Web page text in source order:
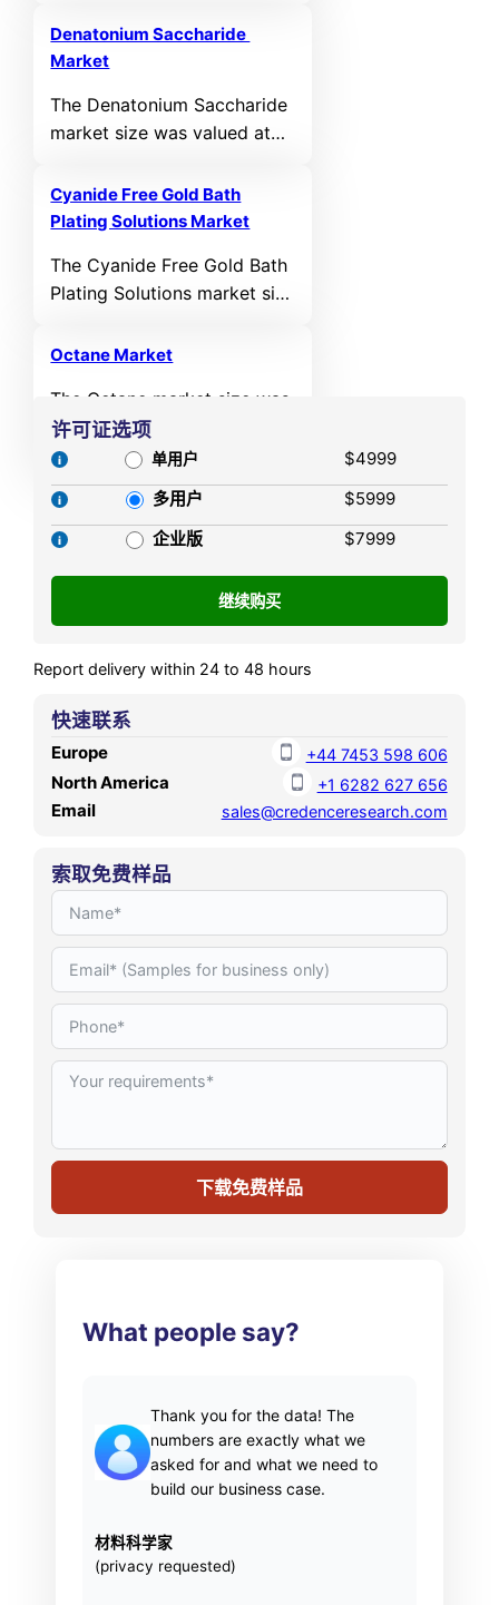
Million in 2024 and is
anticipated to reach USD
CAGR of 4.6% during the
forecast period.
Denatonium Saccharide
Market
The Denatonium Saccharide
market size was valued at
and is anticipated to reach
USD 233.6 million by 2032,
during the forecast period.
Cyanide Free Gold Bath
Plating Solutions Market
The Cyanide Free Gold Bath
Plating Solutions market size
million in 2024 and is
registering a CAGR of 8.35%
during the forecast period.
Octane Market
The Octane market size was
valued at USD 62,264
million in 2024 and is
anticipated to reach USD
92,695.36 million by 2032,
growing at a CAGR of 5.1%
许可证选项
单用户
$4999
多用户
$5999
企业版
$7999
Report delivery within 24 to 48 hours
快速联系
Europe +44 7453 598 606
North America +1 6282 627 656
Email sales@credenceresearch.com
索取免费样品
下载免费样品
What people say?
Thank you for the data! The
numbers are exactly what we
asked for and what we need to
build our business case.
材料科学家
(privacy requested)